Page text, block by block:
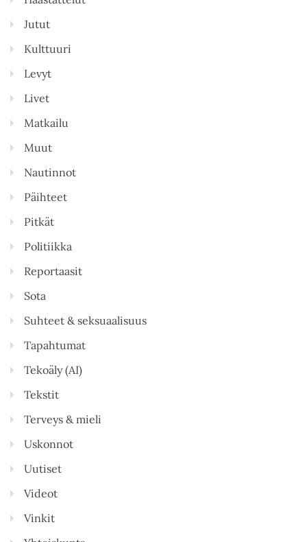
Jutut
Kulttuuri
Levyt
Livet
Matkailu
Muut
Nautinnot
Päihteet
Pitkät
Politiikka
Reportaasit
Sota
Suhteet & seksuaalisuus
Tapahtumat
Tekoäly (AI)
Tekstit
Terveys & mieli
Uskonnot
Uutiset
Videot
Vinkit